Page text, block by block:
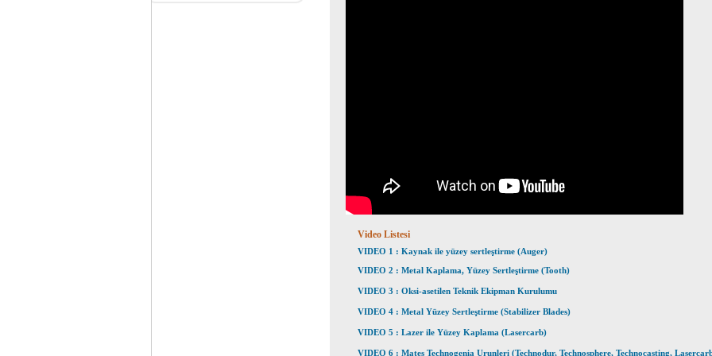
Video Listesi
VIDEO 1 : Kaynak ile yüzey sertleştirme (Auger)
VIDEO 2 : Metal Kaplama, Yüzey Sertleştirme (Tooth)
VIDEO 3 : Oksi-asetilen Teknik Ekipman Kurulumu
VIDEO 4 : Metal Yüzey Sertleştirme (Stabilizer Blades)
VIDEO 5 : Lazer ile Yüzey Kaplama (Lasercarb)
VIDEO 6 : Mates Technogenia Urunleri (Technodur, Technosphere, Technocasting,